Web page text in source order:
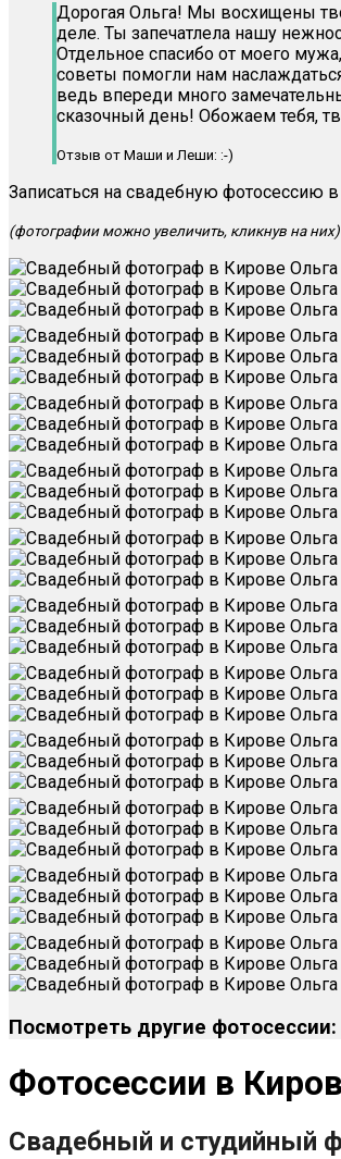
Дорогая Ольга! Мы восхищены
деле. Ты запечатлела нашу
Отдельное спасибо от моего
советы помогли нам
ведь впереди много
сказочный день! Обожаем тебя,
Отзыв от Маши и Леши: :-)
Записаться на свадебную фотосессию
(фотографии можно увеличить, кликнув на них)
Посмотреть другие фотосессии:
Фотосессии в
Свадебный и студийный